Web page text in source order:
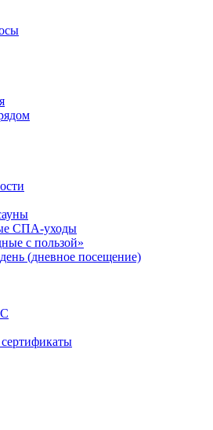
СПА-уходы
с пользой»
(дневное посещение)